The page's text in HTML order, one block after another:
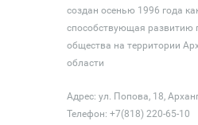
создан осенью 1996 года
способствующая развитию
общества на территории
области
Адрес: ул. Попова, 18,
Телефон: +7(818) 220-65-10